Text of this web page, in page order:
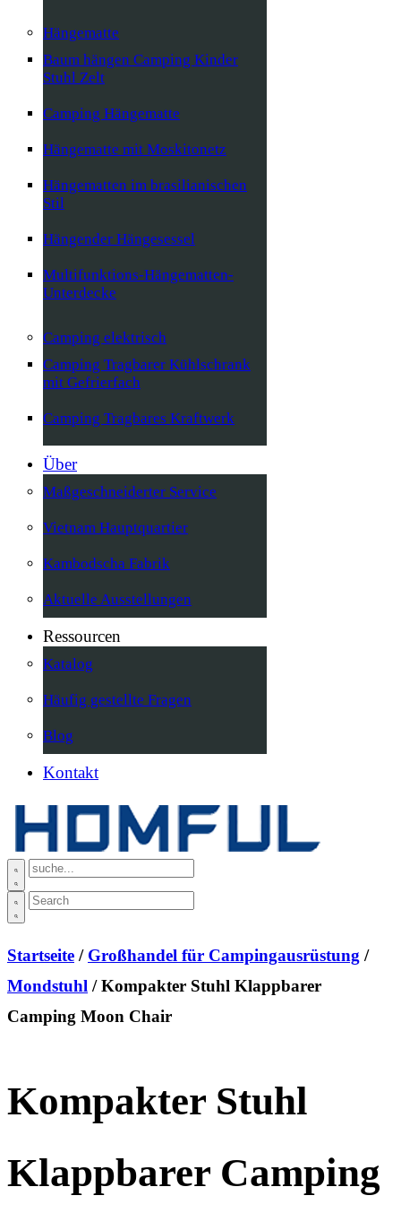
Hängematte
Baum hängen Camping Kinder
Stuhl Zelt
Camping Hängematte
Hängematte mit Moskitonetz
Hängematten im brasilianischen
Stil
Hängender Hängesessel
Multifunktions-Hängematten-
Unterdecke
Camping elektrisch
Camping Tragbarer Kühlschrank
mit Gefrierfach
Camping Tragbares Kraftwerk
Über
Maßgeschneiderter Service
Vietnam Hauptquartier
Kambodscha Fabrik
Aktuelle Ausstellungen
Ressourcen
Katalog
Häufig gestellte Fragen
Blog
Kontakt
Startseite / Großhandel für Campingausrüstung /
Mondstuhl / Kompakter Stuhl Klappbarer
Camping Moon Chair
Kompakter Stuhl
Klappbarer Camping